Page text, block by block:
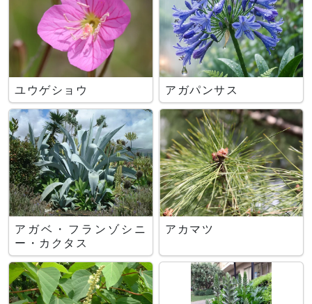
ユウゲショウ アガパンサス
アガベ・フランゾシニ
ー・カクタス
アカマツ